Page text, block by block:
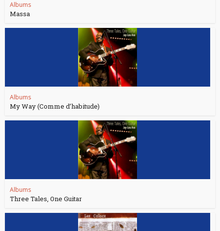
Albums
Massa
Albums
My Way (Comme d’habitude)
Albums
Three Tales, One Guitar